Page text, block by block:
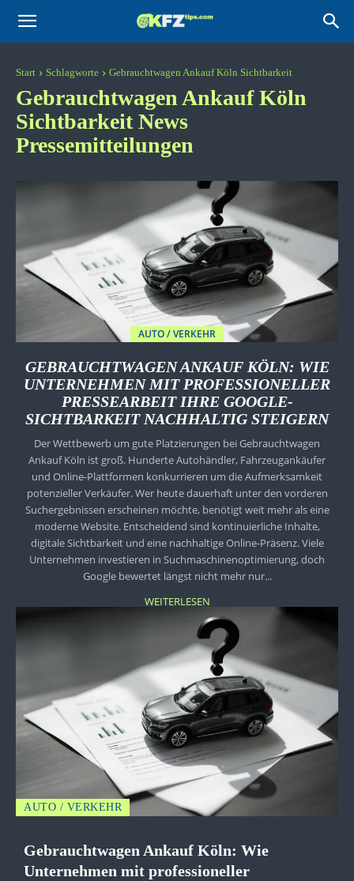
KFZtips.com
Start Schlagworte Gebrauchtwagen Ankauf Köln Sichtbarkeit
Gebrauchtwagen Ankauf Köln
SichtbarkeitNews
Pressemitteilungen
AUTO / VERKEHR
GEBRAUCHTWAGEN ANKAUF KÖLN: WIE
UNTERNEHMEN MIT PROFESSIONELLER
PRESSEARBEIT IHRE GOOGLE-
SICHTBARKEIT NACHHALTIG STEIGERN
Der Wettbewerb um gute Platzierungen bei Gebrauchtwagen
Ankauf Köln ist groß. Hunderte Autohändler, Fahrzeugankäufer
und Online-Plattformen konkurrieren um die Aufmerksamkeit
potenzieller Verkäufer. Wer heute dauerhaft unter den vorderen
Suchergebnissen erscheinen möchte, benötigt weit mehr als eine
moderne Website. Entscheidend sind kontinuierliche Inhalte,
digitale Sichtbarkeit und eine nachhaltige Online-Präsenz. Viele
Unternehmen investieren in Suchmaschinenoptimierung, doch
Google bewertet längst nicht mehr nur...
WEITERLESEN
AUTO / VERKEHR
Gebrauchtwagen Ankauf Köln: Wie
Unternehmen mit professioneller